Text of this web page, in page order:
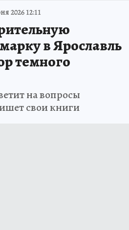
2026 12:11
в Ярославль
темного
на вопросы
свои книги